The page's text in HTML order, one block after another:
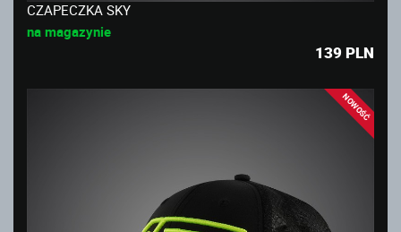
CZAPECZKA SKY
na magazynie
139 PLN
NOWOŚĆ